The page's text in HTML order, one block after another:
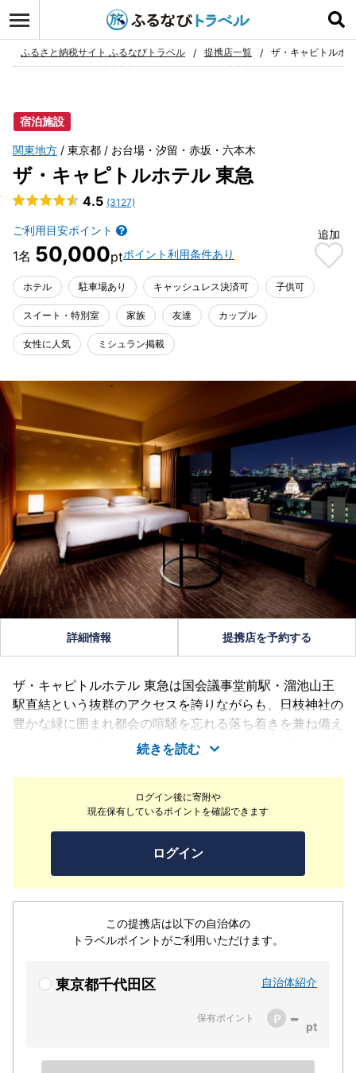
お気に入り
ふるさと納税サイト ふるなびトラベル 提携店一覧 ザ・キャピトルホ
宿泊施設
関東地方 東京都 お台場・汐留・赤坂・六本木
ザ・キャピトルホテル 東急
4.5 (3127)
ご利用目安ポイント
50,000 ポイント利用条件あり
追加
ホテル 駐車場あり キャッシュレス決済可 子供可
スイート・特別室 家族 友達 カップル
女性に人気 ミシュラン掲載
ログイン後に寄附や
現在保有しているポイントを確認できます
ログイン
この提携店は以下の自治体の
トラベルポイントがご利用いただけます。
東京都千代田区 自治体紹介
保有ポイント -
詳細情報 提携店を予約する
ザ・キャピトルホテル 東急は国会議事堂前駅・溜池山王
駅直結という抜群のアクセスを誇りながらも、日枝神社の
豊かな緑に囲まれ都会の喧騒を忘れる落ち着きを兼ね備え
ています。14 室のスイートルームを含む全 251 室の客室
のほか多彩なレストラン & バー、20m のインドアプール
を有する会員制フィットネスクラブ、スパ ＆ バーバーを
完備しています。世界中から訪れるゲストに、洗練された
和のたしなみで日常から解き放たれた「和らぎ」をお届け
する世界にひとつだけのホテルです。
続きを読む